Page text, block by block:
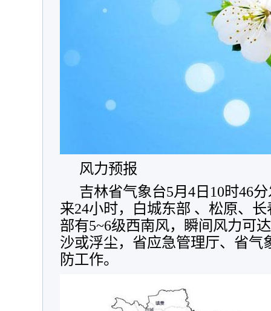
风力预报
吉林省气象台5月4日10时46
来24小时，白城东部 、松原、
部有5~6级西南风，瞬间风力可
沙或浮尘，省应急管理厅、省气
防工作。